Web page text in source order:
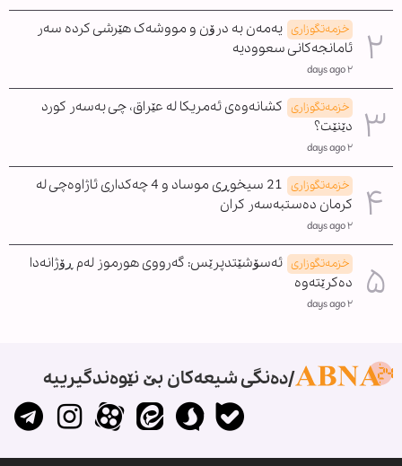
خزمەتگوزاری یەمەن بە درۆن و مووشەک هێرشی کردە سەر
ئامانجەکانی سعوودیە
٢ days ago
خزمەتگوزاری کشانەوەی ئەمریکا لە عێراق، چی بەسەر کورد
دێنێت؟
٢ days ago
خزمەتگوزاری
21 سیخوڕی موساد و 4 چەکداری ئاژاوەچی لە
کرمان دەستبەسەر کران
٢ days ago
خزمەتگوزاری ئەسۆشێتدپرێس: گەرووی هورموز لەم ڕۆژانەدا
دەکرێتەوە
٢ days ago
دەنگی شیعەکان بێ نێوەندگیرییە